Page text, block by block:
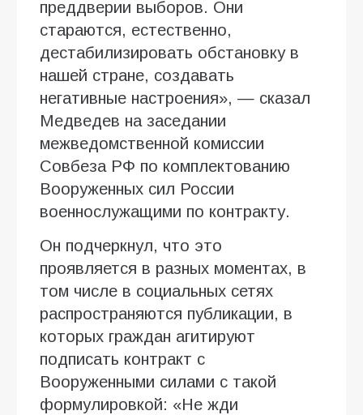
преддверии выборов. Они
стараются, естественно,
дестабилизировать обстановку в
нашей стране, создавать
негативные настроения», — сказал
Медведев на заседании
межведомственной комиссии
Совбеза РФ по комплектованию
Вооруженных сил России
военнослужащими по контракту.
Он подчеркнул, что это
проявляется в разных моментах, в
том числе в социальных сетях
распространяются публикации, в
которых граждан агитируют
подписать контракт с
Вооруженными силами с такой
формулировкой: «Не жди